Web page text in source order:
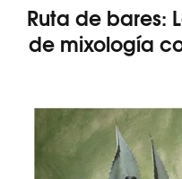
Ruta de bares:
de mixología